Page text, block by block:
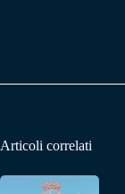
Articoli correlati